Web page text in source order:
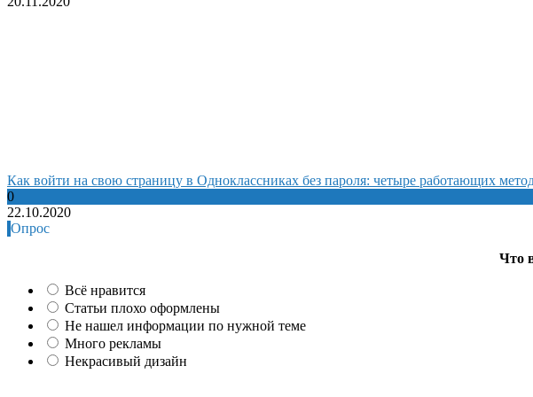
Как войти на свою страницу в Одноклассниках без пароля: четыре работающих
0
22.10.2020
Опрос
Что
Всё нравится
Статьи плохо оформлены
Не нашел информации по нужной теме
Много рекламы
Некрасивый дизайн